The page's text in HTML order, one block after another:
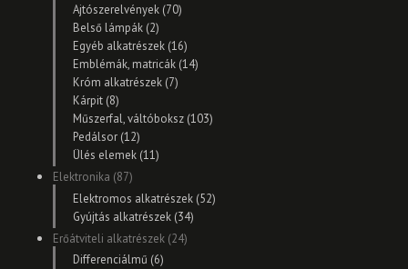
Ajtószerelvények (70)
Belső lámpák (2)
Egyéb alkatrészek (16)
Emblémák, matricák (14)
Króm alkatrészek (7)
Kárpit (8)
Műszerfal, váltóboksz (103)
Pedálsor (12)
Ülés elemek (11)
Elektronika (87)
Elektromos alkatrészek (52)
Gyújtás alkatrészek (34)
Erőátviteli alkatrészek (24)
Differenciálmű (6)